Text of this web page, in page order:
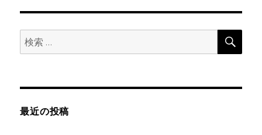
ゲ
ー
ョ
ン
検
索:
検
最近の投稿